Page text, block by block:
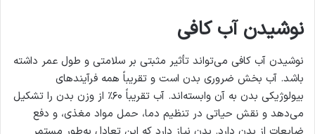
نوشیدن آب کافی
نوشیدن آب کافی می‌تواند تأثیر مثبتی بر سلامتی و طول عمر داشته
باشد. آب بخش ضروری بدن است و تقریباً همه فرآیندهای
بیولوژیکی بدن به آن وابسته‌اند. آب تقریباً ۶۰٪ از وزن بدن را تشکیل
می‌دهد و نقش حیاتی در تنظیم دما، حمل مواد مغذی، و دفع